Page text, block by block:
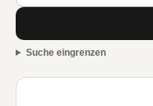
Suche eingrenzen